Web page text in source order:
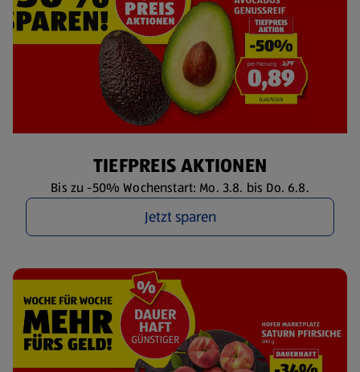
TIEFPREIS AKTIONEN
Bis zu -50% Wochenstart: Mo. 3.8. bis Do. 6.8.
Jetzt sparen